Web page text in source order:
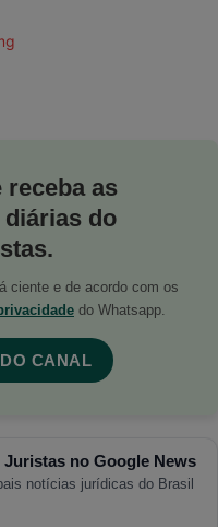
receba as
do
ciente e de acordo com os
do Whatsapp.
CANAL
Juristas no Google News
notícias jurídicas do Brasil